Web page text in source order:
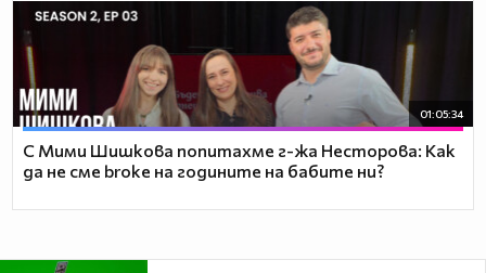
01:05:34
С Мими Шишкова попитахме г-жа Несторова: Как
да не сме broke на годините на бабите ни?